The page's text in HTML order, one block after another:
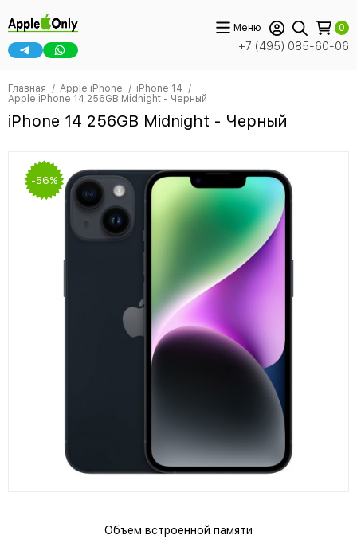
+7 (495) 085-60-06
Меню 0
Главная Apple iPhone
iPhone 14
Apple iPhone 14 256GB Midnight - Черный
iPhone 14 256GB Midnight - Черный
-56%
Объем встроенной памяти